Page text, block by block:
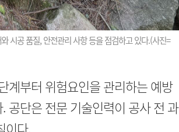
시공 품질, 안전관리 사항 등을 점검하고 있다.(사진=
계부터 위험요인을 관리하는 예방
공단은 전문 기술인력이 공사 전 과